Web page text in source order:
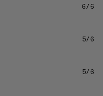
6/6
5/6
5/6